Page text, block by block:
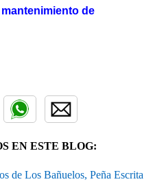
de
EN ESTE BLOG:
de Los Bañuelos, Peña Escrita